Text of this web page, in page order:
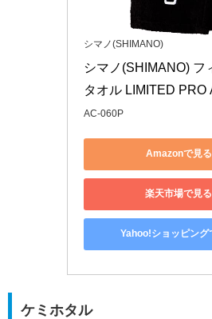
シマノ(SHIMANO)
シマノ(SHIMANO) フ
タオル LIMITED PRO
AC-060P
Amazonで見る
楽天市場で見る
Yahoo!ショッピング
ケミホタル